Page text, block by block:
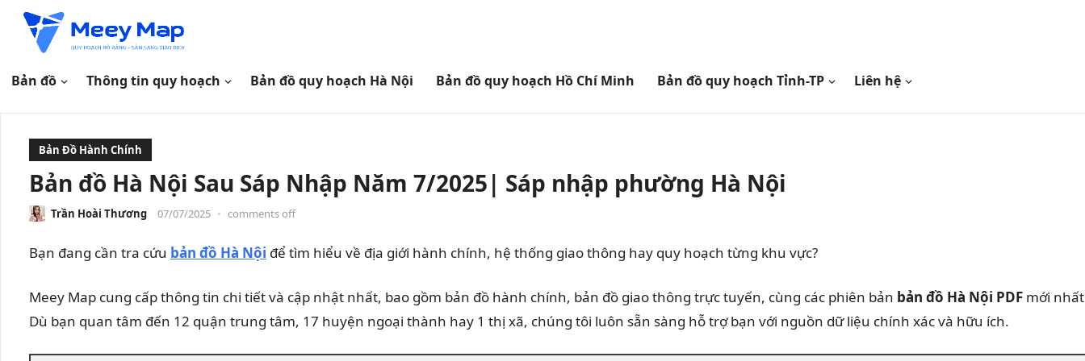
Bản đồ Thông tin quy hoạch Bản đồ quy hoạch Hà Nội Bản đồ quy hoạch Hồ Chí Minh Bản đồ quy hoạch Tỉnh-TP Liên hệ
Bản Đồ Hành Chính
Bản đồ Hà Nội Sau Sáp Nhập Năm 7/2025| Sáp nhập phường Hà Nội
Trần Hoài Thương 07/07/2025 • comments off
Bạn đang cần tra cứu bản đồ Hà Nội để tìm hiểu về địa giới hành chính, hệ thống giao thông hay quy hoạch từng khu vực?
Meey Map cung cấp thông tin chi tiết và cập nhật nhất, bao gồm bản đồ hành chính, bản đồ giao thông trực tuyến, cùng các phiên bản bản đồ Hà Nội PDF mới
Dù bạn quan tâm đến 12 quận trung tâm, 17 huyện ngoại thành hay 1 thị xã, chúng tôi luôn sẵn sàng hỗ trợ bạn với nguồn dữ liệu chính xác và hữu ích.